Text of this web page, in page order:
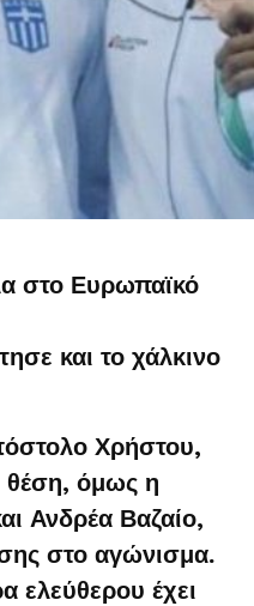
στο Ευρωπαϊκό
και το χάλκινο
Χρήστου,
θέση, όμως η
Ανδρέα Βαζαίο,
στο αγώνισμα.
ελεύθερου έχει